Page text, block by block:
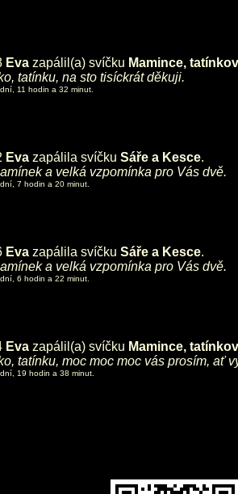
Eva zapálil(a) svíčku Mamince,
tatínku, na sto tisíckrát děkuji.
11 hodin a 32 minut.
Eva zapálila svíčku Sáře a Kesce.
a velká vzpomínka pro Vás dvě.
7 hodin a 20 minut.
Eva zapálila svíčku Sáře a Kesce.
a velká vzpomínka pro Vás dvě.
6 hodin a 22 minut.
Eva zapálil(a) svíčku Mamince,
tatínku, moc moc moc vás prosím, ať
19 hodin a 38 minut.